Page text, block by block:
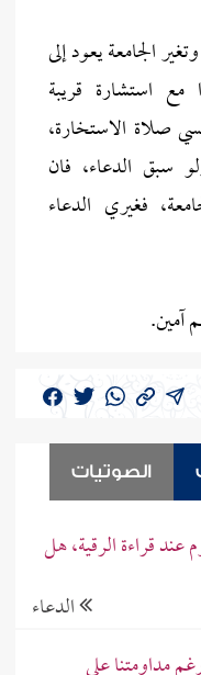
الجامعة يعود إلى
استشارة قريبة
صلاة الاستخارة،
سبق الدعاء، فان
فغيري الدعاء
آمين.
الصوتيات
قراءة الرقية، هل
الدعاء